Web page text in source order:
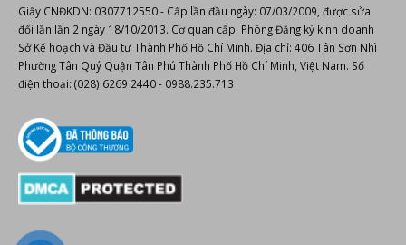
Giấy CNĐKDN: 0307712550 - Cấp lần đầu ngày: 07/03/2009, được sửa
đổi lần lần 2 ngày 18/10/2013. Cơ quan cấp: Phòng Đăng ký kinh doanh
Sở Kế hoạch và Đầu tư Thành Phố Hồ Chí Minh. Địa chỉ: 406 Tân Sơn Nhì
Phường Tân Quý Quận Tân Phú Thành Phố Hồ Chí Minh, Việt Nam. Số
điện thoại: (028) 6269 2440 - 0988.235.713